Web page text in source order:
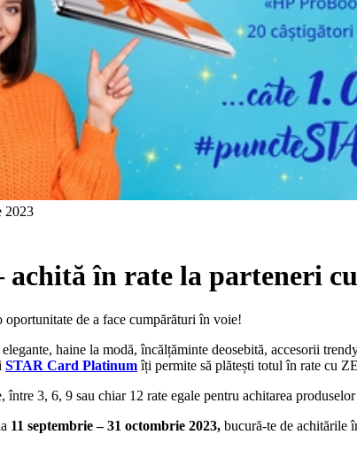
2023
achită în rate la parteneri
de a face cumpărături în voie!
haine la modă, încălțăminte deosebită, accesorii
STAR Card Platinumîți permite să plătești totul în rate cu
între 3, 6, 9 sau chiar 12 rate egale pentru achitarea
11 septembrie – 31 octombrie 2023, bucură-te de achitările